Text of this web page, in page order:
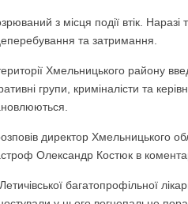
з місця події втік.
та затримання.
Хмельницького району
групи, криміналісти та
директор Хмельницького
Олександр Костюк в
багатопрофільної